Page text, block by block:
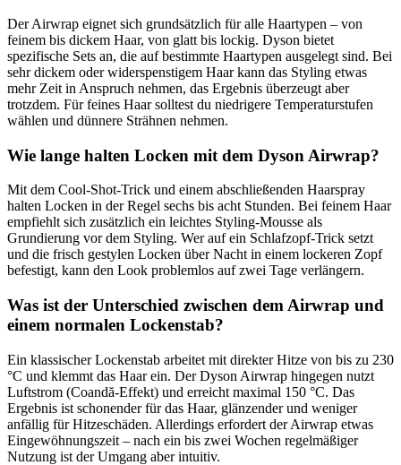
Der Airwrap eignet sich grundsätzlich für alle Haartypen – von
feinem bis dickem Haar, von glatt bis lockig. Dyson bietet
spezifische Sets an, die auf bestimmte Haartypen ausgelegt sind. Bei
sehr dickem oder widerspenstigem Haar kann das Styling etwas
mehr Zeit in Anspruch nehmen, das Ergebnis überzeugt aber
trotzdem. Für feines Haar solltest du niedrigere Temperaturstufen
wählen und dünnere Strähnen nehmen.
Wie lange halten Locken mit dem Dyson Airwrap?
Mit dem Cool-Shot-Trick und einem abschließenden Haarspray
halten Locken in der Regel sechs bis acht Stunden. Bei feinem Haar
empfiehlt sich zusätzlich ein leichtes Styling-Mousse als
Grundierung vor dem Styling. Wer auf ein Schlafzopf-Trick setzt
und die frisch gestylen Locken über Nacht in einem lockeren Zopf
befestigt, kann den Look problemlos auf zwei Tage verlängern.
Was ist der Unterschied zwischen dem Airwrap und
einem normalen Lockenstab?
Ein klassischer Lockenstab arbeitet mit direkter Hitze von bis zu 230
°C und klemmt das Haar ein. Der Dyson Airwrap hingegen nutzt
Luftstrom (Coandă-Effekt) und erreicht maximal 150 °C. Das
Ergebnis ist schonender für das Haar, glänzender und weniger
anfällig für Hitzeschäden. Allerdings erfordert der Airwrap etwas
Eingewöhnungszeit – nach ein bis zwei Wochen regelmäßiger
Nutzung ist der Umgang aber intuitiv.